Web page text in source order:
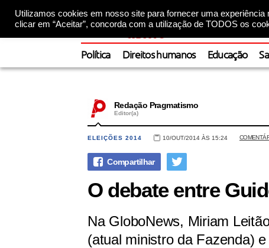
Utilizamos cookies em nosso site para fornecer uma
clicar em “Aceitar”, concorda com a utilização de TODOS os
Política Direitos humanos Educação
Redação Pragmatismo
Editor(a)
ELEIÇÕES 2014 10/OUT/2014 ÀS 15:24
O debate entre
Na GloboNews, Miriam
(atual ministro da Fazenda)